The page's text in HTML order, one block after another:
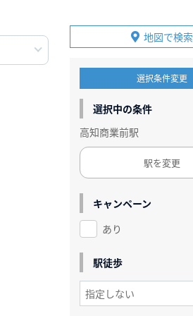
地図で検索
選択条件変更
選択中の条件
高知商業前駅
駅を変更
キャンペーン
あり
駅徒歩